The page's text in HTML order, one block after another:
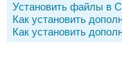
Установить файлы в
Как установить
Как установить